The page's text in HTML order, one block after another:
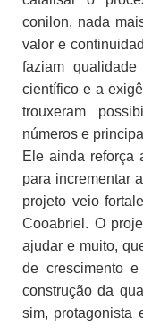
conilon, nada
valor e
faziam
científico e a
trouxeram
números e
Ele ainda reforça
para incrementar
projeto veio
Cooabriel. O
ajudar e muito,
de crescimento
construção da
sim, protagonista